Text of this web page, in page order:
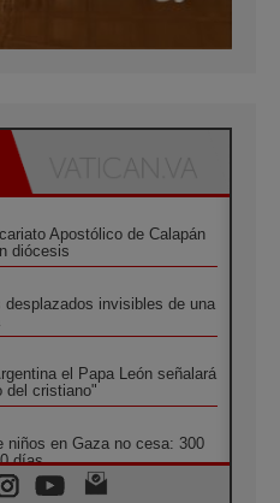
Apostólico de Calapán
diócesis
desplazados invisibles de una
el Papa León señalará
del cristiano"
niños en Gaza no cesa: 300
días